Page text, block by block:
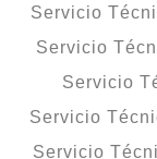
Servicio
Servicio
Servicio
Servicio
Servicio